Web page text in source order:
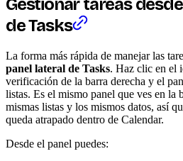
Gestionar tareas
de Tasks
La forma más rápida de manejar las
panel lateral de Tasks. Haz clic en el
verificación de la barra derecha y el
listas. Es el mismo panel que ves en la
mismas listas y los mismos datos, así
queda atrapado dentro de Calendar.
Desde el panel puedes: